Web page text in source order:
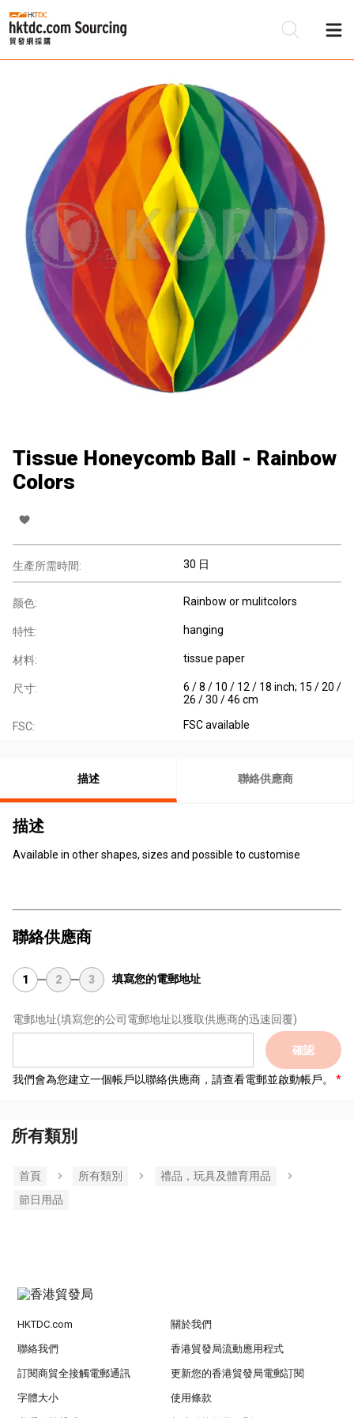
Tissue Honeycomb Ball - Rainbow
Colors
生產所需時間: 30 日
颜色: Rainbow or mulitcolors
特性: hanging
材料: tissue paper
尺寸:
6 / 8 / 10 / 12 / 18 inch; 15 / 20 /
26 / 30 / 46 cm
FSC: FSC available
描述 聯絡供應商
描述
Available in other shapes, sizes and possible to customise
聯絡供應商
1 2 3 填寫您的電郵地址
電郵地址(填寫您的公司電郵地址以獲取供應商的迅速回覆)
確認
我們會為您建立一個帳戶以聯絡供應商，請查看電郵並啟動帳戶。
所有類別
首頁 所有類別
禮品，玩具及體育用品
節日用品
HKTDC.com 關於我們
聯絡我們 香港貿發局流動應用程式
訂閱商貿全接觸電郵通訊 更新您的香港貿發局電郵訂閱
字體大小 使用條款